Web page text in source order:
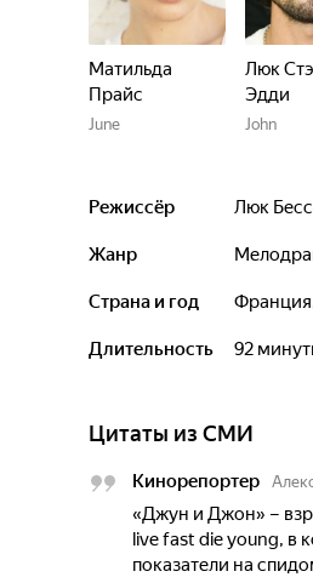
Матильда
Прайс
June
Люк
Эдди
John
Режиссёр Люк
Жанр
Страна и год
Длительность 92
Цитаты из СМИ
Кинорепортер
«Джун и Джон» –
live fast die young, в
показатели на